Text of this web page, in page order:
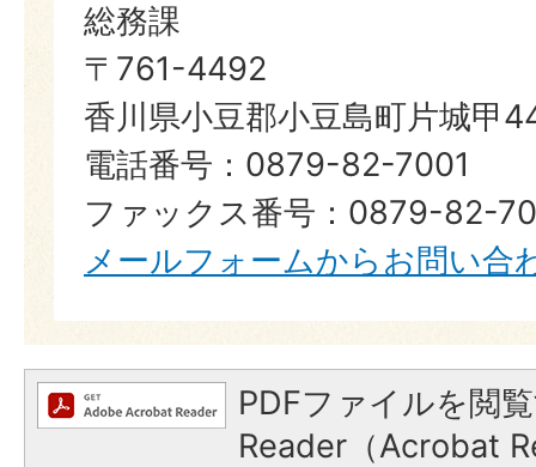
総務課
〒761-4492
香川県小豆郡小豆島町片城甲
電話番号：0879-82-7001
ファックス番号：0879-82-
メールフォームからお問い合
PDFファイルを閲
Reader（Acrobat